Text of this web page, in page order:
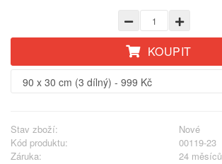
KOUPIT
Stav zboží:
Nové
Kód produktu:
00119-23
Záruka:
24 měsíců